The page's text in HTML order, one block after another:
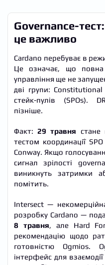
Governance-
це важливо
Cardano перебуває в
Це означає, що повна
управління ще не
дві групи:
стейк-пулів (SPOs).
пізніше.
Факт:29 травня
тестом координації
Conway. Якщо
сигнал зрілості
виникнуть затримки
помітить.
Intersect —
розробку Cardano —
8 травня, але Hard
рекомендацію щодо
готовністю Ogmios.
інтерфейс для